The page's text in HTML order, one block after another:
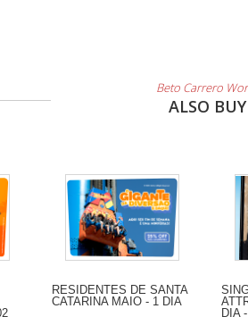
Beto Carrero
ALSO BUY
RESIDENTES DE SANTA
CATARINA MAIO - 1 DIA
DIA